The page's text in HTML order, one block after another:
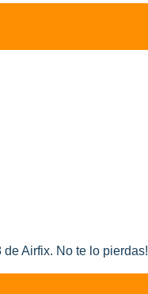
Airfix. No te lo pierdas!